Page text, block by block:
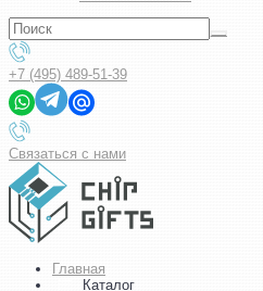
+7 (495) 489-51-39
Связаться с нами
Главная
Каталог